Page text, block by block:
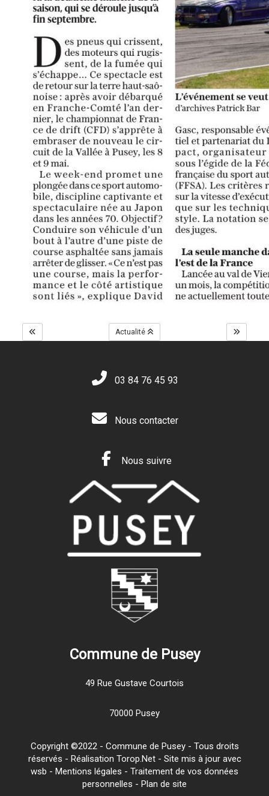
Actualité
03 84 76 45 93
Nous contacter
Nous suivre
Commune de Pusey
49 Rue Gustave Courtois
70000 Pusey
Copyright ©2022 - Commune de Pusey - Tous droits
réservés - Réalisation Torop.Net - Site mis à jour avec
wsb - Mentions légales - Traitement de vos données
personnelles - Plan de site